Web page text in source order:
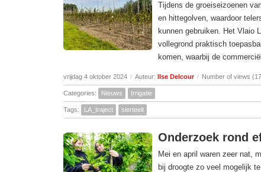
Tijdens de groeiseizoenen
en hittegolven, waardoor
kunnen gebruiken. Het Vlaio
vollegrond praktisch
komen, waarbij de
vrijdag 4 oktober 2024 / Auteur: Ilse Delcour / Number of views
Categories: Nieuws Irrigatie
Tags: LA_traject sierteelt
Onderzoek rond
Mei en april waren zeer nat,
bij droogte zo veel mogelijk